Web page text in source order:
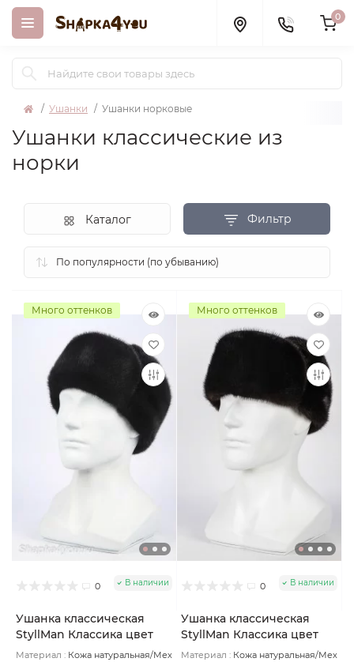
0
Ушанки Ушанки норковые
Ушанки классические из
норки
Фильтр
Каталог
Много оттенков
0 В наличии
Ушанка классическая
StyllMan Классика цвет
Чёрный размер 56
Материал : Кожа натуральная/Мех
Много оттенков
0 В наличии
Ушанка классическая
StyllMan Классика цвет
Коричневый очень
Материал : Кожа натуральная/Мех